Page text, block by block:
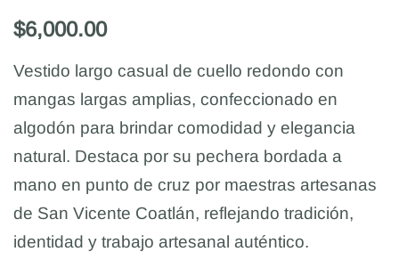
$6,000.00
Vestido largo casual de cuello redondo con
mangas largas amplias, confeccionado en
algodón para brindar comodidad y elegancia
natural. Destaca por su pechera bordada a
mano en punto de cruz por maestras artesanas
de San Vicente Coatlán, reflejando tradición,
identidad y trabajo artesanal auténtico.